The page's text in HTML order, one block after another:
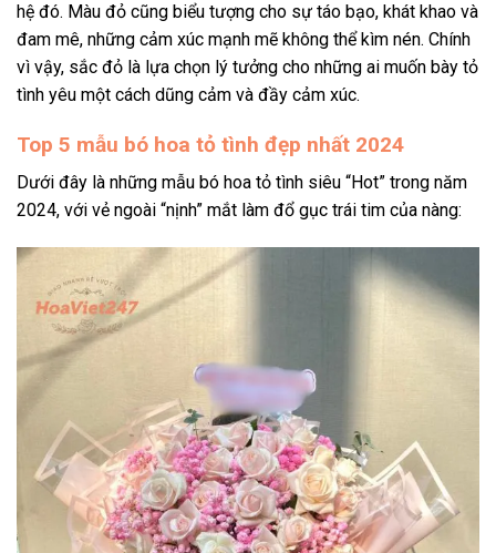
hệ đó. Màu đỏ cũng biểu tượng cho sự táo bạo, khát khao và
đam mê, những cảm xúc mạnh mẽ không thể kìm nén. Chính
vì vậy, sắc đỏ là lựa chọn lý tưởng cho những ai muốn bày tỏ
tình yêu một cách dũng cảm và đầy cảm xúc.
Top 5 mẫu bó hoa tỏ tình đẹp nhất 2024
Dưới đây là những mẫu bó hoa tỏ tình siêu “Hot” trong năm
2024, với vẻ ngoài “nịnh” mắt làm đổ gục trái tim của nàng: